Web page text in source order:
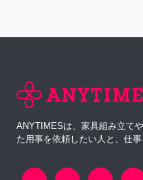
ANYTIMESは、家具組み立て
た用事を依頼したい人と、仕